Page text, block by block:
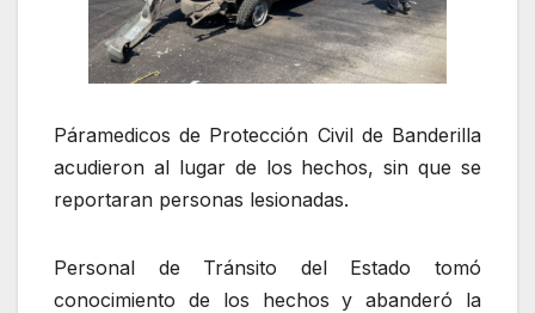
Páramedicos de Protección Civil de Banderilla
acudieron al lugar de los hechos, sin que se
reportaran personas lesionadas.
Personal de Tránsito del Estado tomó
conocimiento de los hechos y abanderó la